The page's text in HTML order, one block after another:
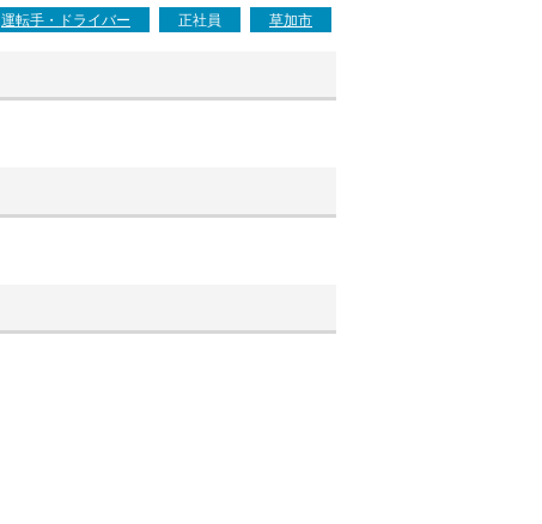
運転手・ドライバー 正社員 草加市